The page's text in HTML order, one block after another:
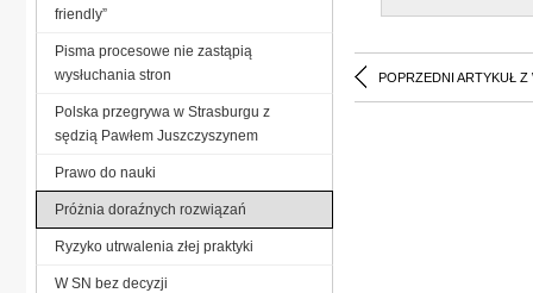
POPRZEDNI ARTYKUŁ Z
friendly”
Pisma procesowe nie zastąpią
wysłuchania stron
Polska przegrywa w Strasburgu z
sędzią Pawłem Juszczyszynem
Prawo do nauki
Próżnia doraźnych rozwiązań
Ryzyko utrwalenia złej praktyki
W SN bez decyzji